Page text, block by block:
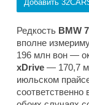
Добавить
Редкость BMW
вполне
196 млн вон —
xDrive — 170,7
июльском
соответственно